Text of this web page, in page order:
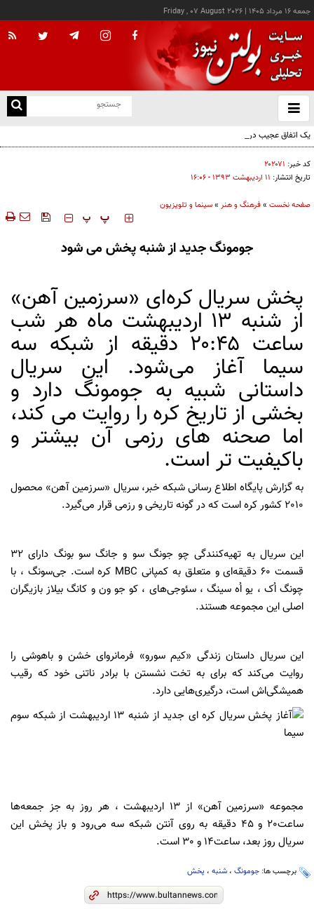
جمعه ۱۶ مرداد ۱۴۰۵ |
Friday , 07 August 2026
باز
و
یک اتفاق عجیب در «لوور»
کد خبر: ۲۰۲۰۷۱
تاریخ انتشار: ۱۱ ارديبهشت ۱۳۹۳ - ۱۶:۰۶
صفحه نخست »فرهنگ و هنر »سینما و تلویزیون
‍‍‍ پ پ
جومونگ جدید از شنبه پخش می شود
پخش سریال کره‌ای «سرزمین آهن»
از شنبه ۱۳ اردیبهشت ماه هر شب
ساعت ۲۰:۴۵ دقیقه از شبکه سه
سیما آغاز می‌شود. این سریال
داستانی شبیه به جومونگ دارد و
بخشی از تاریخ کره را روایت می کند،
اما صحنه های رزمی آن بیشتر و
باکیفیت تر است.
به گزارش پایگاه اطلاع رسانی شبکه خبر، سریال «سرزمین آهن» محصول
2010 کشور کره است که در گونه تاریخی و رزمی قرار می‌گیرد.
این سریال به تهیه‌کنندگی چو جونگ سو و جانگ سو بونگ دارای 32
قسمت 60 دقیقه‌ای و متعلق به کمپانی MBC کره است. جی‌سونگ ، با
چونگ اُک ، یو اُه سینگ ، سئوجی‌های ، کو جو ون و کانگ بیلاز بازیگران
اصلی این مجموعه هستند.
این سریال داستان زندگی «کیم سورو» فرمانروای خشن و باهوشی را
روایت می‌کند که برای به تخت نشستن با برادر ناتنی خود که رقیب
همیشگی‌اش است، درگیری‌هایی دارد.
مجموعه «سرزمین آهن» از 13 اردیبهشت ، هر روز به جز جمعه‌ها
ساعت20 و 45 دقیقه به روی آنتن شبکه سه می‌رود و باز پخش این
سریال روز بعد، ساعت14 و 30 است.
برچسب ها: جومونگ ، شنبه ، پخش